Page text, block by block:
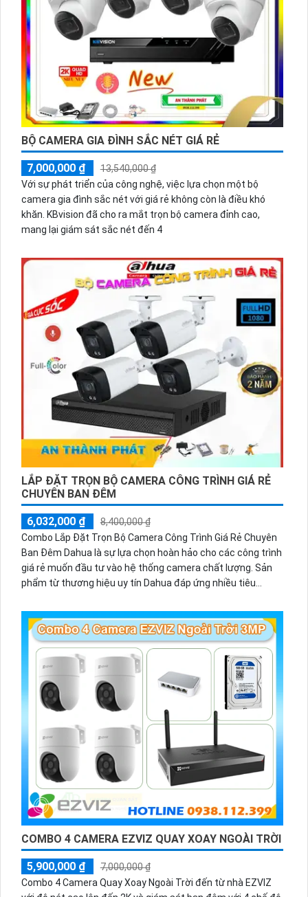
BỘ CAMERA GIA ĐÌNH SẮC NÉT GIÁ RẺ
7,000,000 ₫
13,540,000 ₫
Với sự phát triển của công nghệ, việc lựa chọn một bộ
camera gia đình sắc nét với giá rẻ không còn là điều khó
khăn. KBvision đã cho ra mắt trọn bộ camera đỉnh cao,
mang lại giám sát sắc nét đến 4
LẮP ĐẶT TRỌN BỘ CAMERA CÔNG TRÌNH GIÁ RẺ
CHUYÊN BAN ĐÊM
6,032,000 ₫
8,400,000 ₫
Combo Lắp Đặt Trọn Bộ Camera Công Trình Giá Rẻ Chuyên
Ban Đêm Dahua là sự lựa chọn hoàn hảo cho các công trình
giá rẻ muốn đầu tư vào hệ thống camera chất lượng. Sản
phẩm từ thương hiệu uy tín Dahua đáp ứng nhiều tiêu
COMBO 4 CAMERA EZVIZ QUAY XOAY NGOÀI TRỜI
5,900,000 ₫
7,000,000 ₫
Combo 4 Camera Quay Xoay Ngoài Trời đến từ nhà EZVIZ